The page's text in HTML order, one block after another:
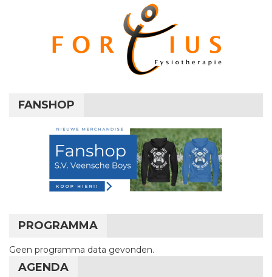
FANSHOP
PROGRAMMA
Geen programma data gevonden.
AGENDA